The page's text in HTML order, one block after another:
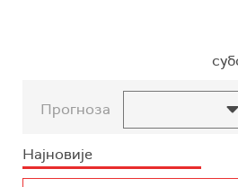
Прогноза
Најновије